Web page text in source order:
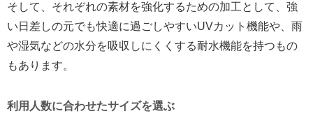
そして、それぞれの素材を強化するための加工として、強
い日差しの元でも快適に過ごしやすいUVカット機能や、雨
や湿気などの水分を吸収しにくくする耐水機能を持つもの
もあります。
利用人数に合わせたサイズを選ぶ